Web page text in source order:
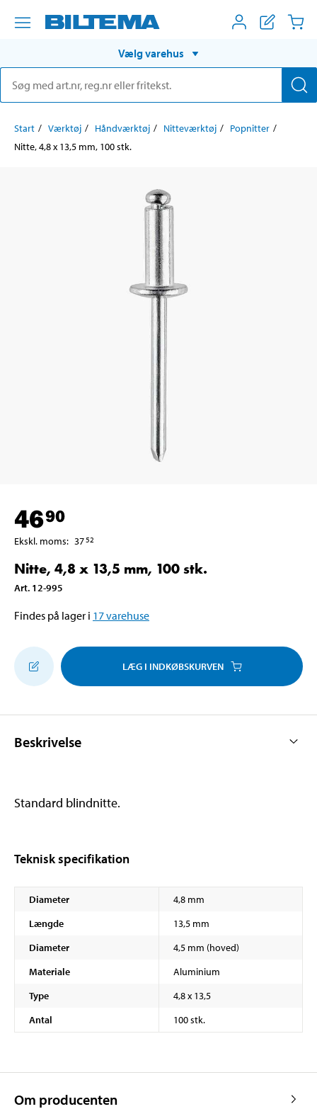
Vælg varehus
Start Værktøj Håndværktøj Nitteværktøj
Popnitter
Nitte, 4,8 x 13,5 mm, 100 stk.
4690
Ekskl. moms: 3752
Nitte, 4,8 x 13,5 mm, 100 stk.
Art. 12-995
Findes på lager i 17varehuse
LÆG I INDKØBSKURVEN
Beskrivelse
Standard blindnitte.
Teknisk specifikation
Diameter
4,8 mm
Længde
13,5 mm
Diameter
4,5 mm (hoved)
Materiale
Aluminium
Type
4,8 x 13,5
Antal
100 stk.
Om producenten